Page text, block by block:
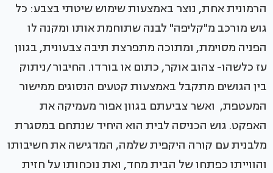
הרמונית אחת, נוצר באמצעות שימוש שיטתי בצבע: כל
גוש מורכב מ"קליפה" לבנה שתוחמת אותו ומקנה לו
הפניה מסוימת, ומתוכה מתפרצת תיבה צבעונית, בגוון
עז כלשהו- צהוב אוקר, כתום או בורדו. החיבור/ניתוק
בין הגושים מתקבל באמצעות קטעים הנסוגים ממישור
המעטפת, ואשר צביעתם בגוון אפור מעמיקה את
האפקט. גוש הכניסה לבית הוא היחיד שנתחם במסגרת
מלבנית עם קורה היקפית שלמה, המדגישה את חשיבותו
והווייתו כפתחו של הבית מחד, ואת נוכחותו על חזית